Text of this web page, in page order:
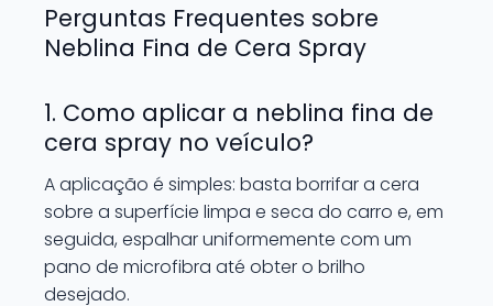
Perguntas Frequentes sobre
Neblina Fina de Cera Spray
1. Como aplicar a neblina fina de
cera spray no veículo?
A aplicação é simples: basta borrifar a cera
sobre a superfície limpa e seca do carro e, em
seguida, espalhar uniformemente com um
pano de microfibra até obter o brilho
desejado.